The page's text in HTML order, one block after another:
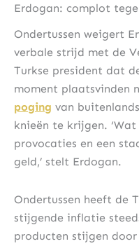
Erdogan: complot
Ondertussen weigert
verbale strijd met de
Turkse president dat
moment plaatsvinden
poging van
knieën te krijgen.
provocaties en een
geld,’ stelt Erdogan.
Ondertussen heeft de
stijgende inflatie
producten stijgen